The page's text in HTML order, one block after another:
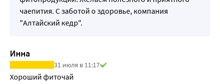
ферментативные системы и окислительно-
восстановительные процессы в организме,
•Плоды рябины красной содержат богатый
поливитаминный комплекс, используются как легкое
слабительное и диуретическое средство, благотворно
чаепития. С заботой о здоровье, компания
"Алтайский кедр".
Инна
31 июля в 11:17
Хороший фиточай